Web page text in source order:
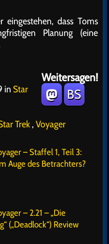
dass Toms
Planung (eine
Weitersagen!
BS
in Star
Trek , Voyager
– Staffel 1, Teil 3:
Auge des Betrachters?
– 2.21 – „Die
(„Deadlock“) Review